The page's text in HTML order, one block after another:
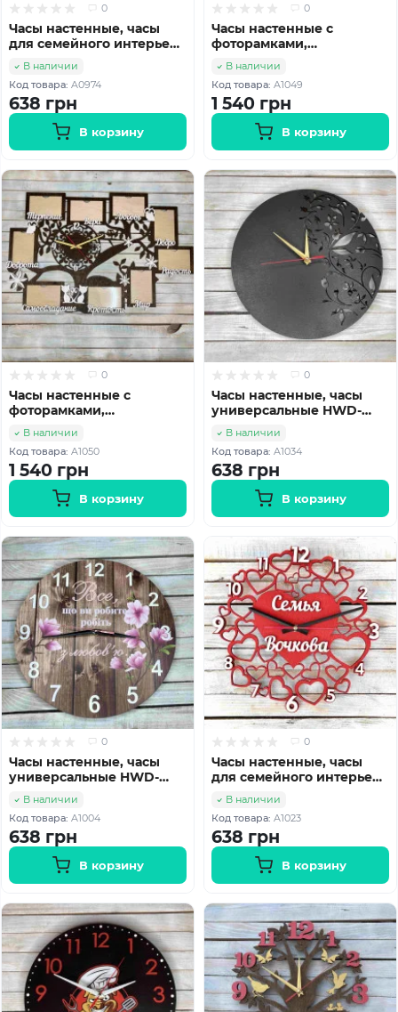
0
Часы настенные, часы
для семейного интерьера
HWD-A0974
В наличии
Код товара: A0974
638 грн
В корзину
0
Часы настенные с
фоторамками,
универсальные часы,
семейные часы HWD-
A1049
В наличии
Код товара: A1049
1 540 грн
В корзину
0
Часы настенные с
фоторамками,
универсальные часы,
семейные часы HWD-
A1050
В наличии
Код товара: A1050
1 540 грн
В корзину
0
Часы настенные, часы
универсальные HWD-
A1034
В наличии
Код товара: A1034
638 грн
В корзину
0
Часы настенные, часы
универсальные HWD-
A1004
В наличии
Код товара: A1004
638 грн
В корзину
0
Часы настенные, часы
для семейного интерьера
HWD-A1023
В наличии
Код товара: A1023
638 грн
В корзину